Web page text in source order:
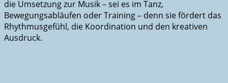
die Umsetzung zur Musik – sei es im Tanz,
Bewegungsabläufen oder Training – denn sie fördert das
Rhythmusgefühl, die Koordination und den kreativen
Ausdruck.